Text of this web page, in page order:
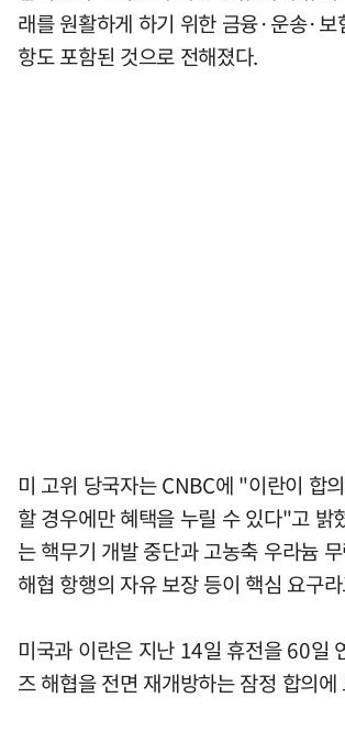
래를 원활하게 하기 위한 금융·운송·보
항도 포함된 것으로 전해졌다.
미 고위 당국자는 CNBC에 "이란이 합
할 경우에만 혜택을 누릴 수 있다"고 밝
는 핵무기 개발 중단과 고농축 우라늄
해협 항행의 자유 보장 등이 핵심 요구
미국과 이란은 지난 14일 휴전을 60일
즈 해협을 전면 재개방하는 잠정 합의에